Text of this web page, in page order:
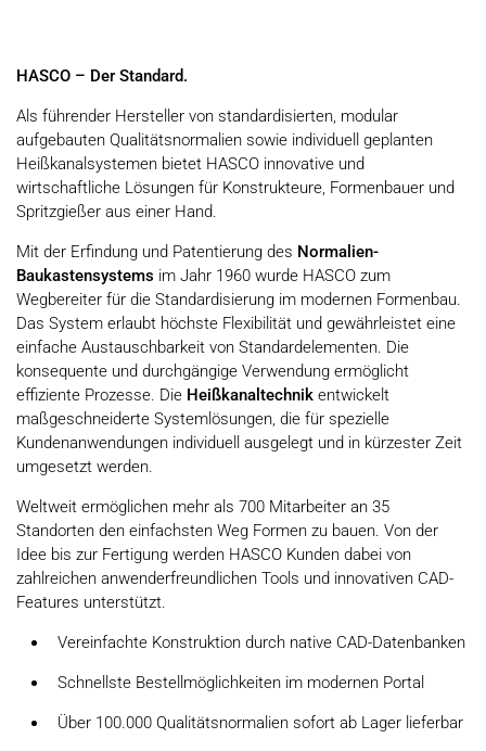
HASCO – Der Standard.
Als führender Hersteller von standardisierten, modular
aufgebauten Qualitätsnormalien sowie individuell geplanten
Heißkanalsystemen bietet HASCO innovative und
wirtschaftliche Lösungen für Konstrukteure, Formenbauer und
Spritzgießer aus einer Hand.
Mit der Erfindung und Patentierung des Normalien-
Baukastensystems im Jahr 1960 wurde HASCO zum
Wegbereiter für die Standardisierung im modernen Formenbau.
Das System erlaubt höchste Flexibilität und gewährleistet eine
einfache Austauschbarkeit von Standardelementen. Die
konsequente und durchgängige Verwendung ermöglicht
effiziente Prozesse. Die Heißkanaltechnik entwickelt
maßgeschneiderte Systemlösungen, die für spezielle
Kundenanwendungen individuell ausgelegt und in kürzester Zeit
umgesetzt werden.
Weltweit ermöglichen mehr als 700 Mitarbeiter an 35
Standorten den einfachsten Weg Formen zu bauen. Von der
Idee bis zur Fertigung werden HASCO Kunden dabei von
zahlreichen anwenderfreundlichen Tools und innovativen CAD-
Features unterstützt.
Vereinfachte Konstruktion durch native CAD-Datenbanken
Schnellste Bestellmöglichkeiten im modernen Portal
Über 100.000 Qualitätsnormalien sofort ab Lager lieferbar